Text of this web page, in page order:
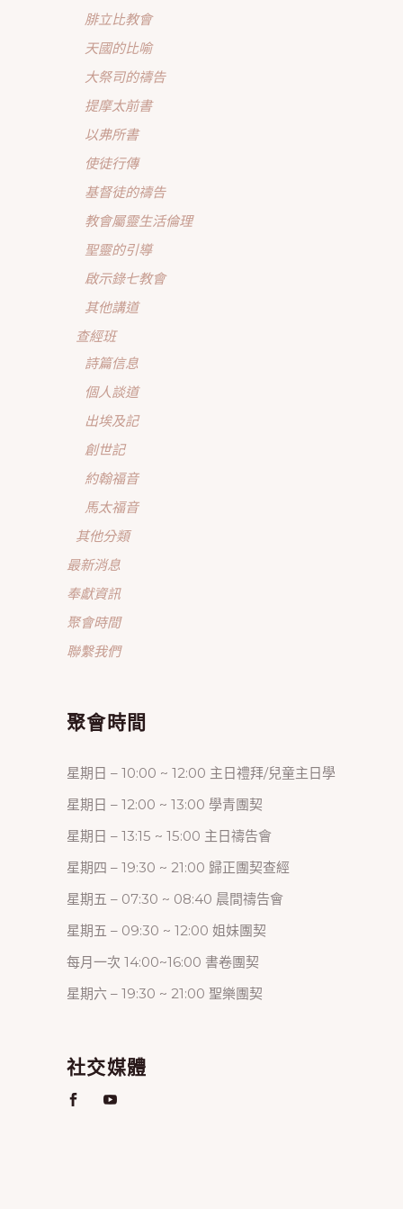
腓立比教會
天國的比喻
大祭司的禱告
提摩太前書
以弗所書
使徒行傳
基督徒的禱告
教會屬靈生活倫理
聖靈的引導
啟示錄七教會
其他講道
查經班
詩篇信息
個人談道
出埃及記
創世記
約翰福音
馬太福音
其他分類
最新消息
奉獻資訊
聚會時間
聯繫我們
聚會時間
星期日 – 10:00 ~ 12:00 主日禮拜/兒童主日學
星期日 – 12:00 ~ 13:00 學青團契
星期日 – 13:15 ~ 15:00 主日禱告會
星期四 – 19:30 ~ 21:00 歸正團契查經
星期五 – 07:30 ~ 08:40 晨間禱告會
星期五 – 09:30 ~ 12:00 姐妹團契
每月一次 14:00~16:00 書卷團契
星期六 – 19:30 ~ 21:00 聖樂團契
社交媒體